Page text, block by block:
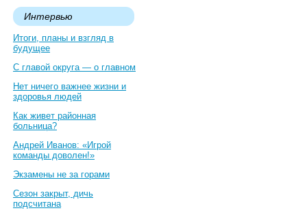
Интервью
Итоги, планы и взгляд в
будущее
С главой округа — о главном
Нет ничего важнее жизни и
здоровья людей
Как живет районная
больница?
Андрей Иванов: «Игрой
команды доволен!»
Экзамены не за горами
Сезон закрыт, дичь
подсчитана